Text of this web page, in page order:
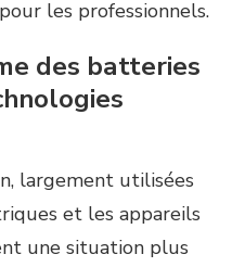
les professionnels.
des batteries
largement utilisées
et les appareils
une situation plus